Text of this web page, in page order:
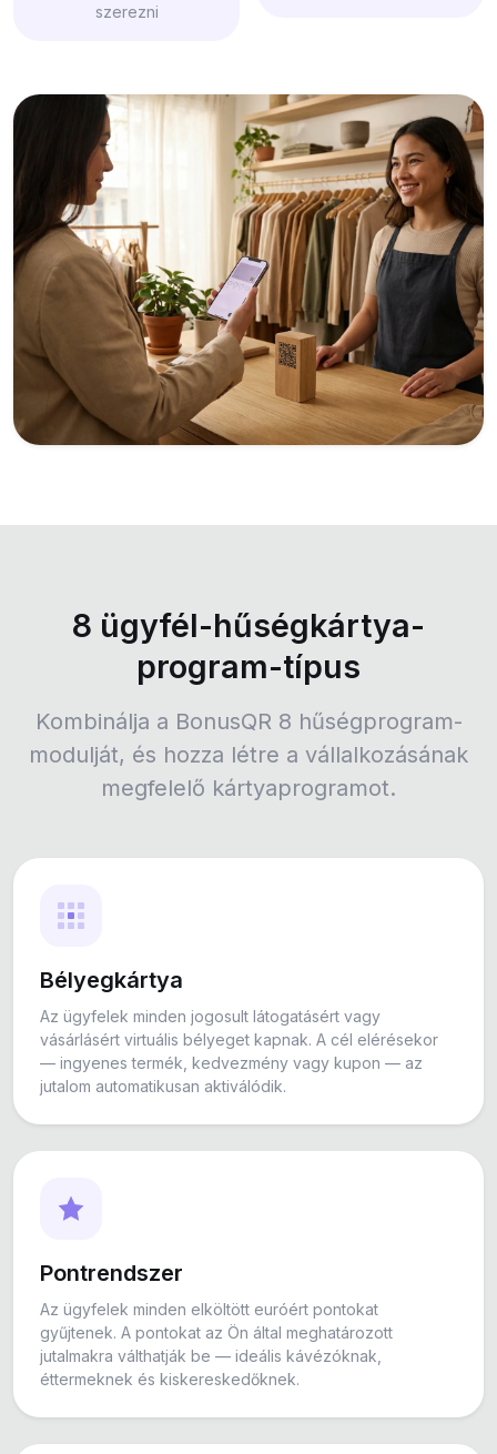
szerezni
8 ügyfél-hűségkártya-
program-típus
Kombinálja a BonusQR 8 hűségprogram-
modulját, és hozza létre a vállalkozásának
megfelelő kártyaprogramot.
Bélyegkártya
Az ügyfelek minden jogosult látogatásért vagy
vásárlásért virtuális bélyeget kapnak. A cél elérésekor
— ingyenes termék, kedvezmény vagy kupon — az
jutalom automatikusan aktiválódik.
Pontrendszer
Az ügyfelek minden elköltött euróért pontokat
gyűjtenek. A pontokat az Ön által meghatározott
jutalmakra válthatják be — ideális kávézóknak,
éttermeknek és kiskereskedőknek.